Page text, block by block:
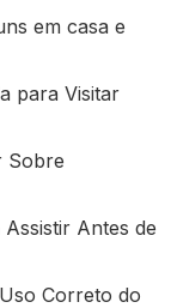
em casa e
para Visitar
Sobre
Antes de
Correto do